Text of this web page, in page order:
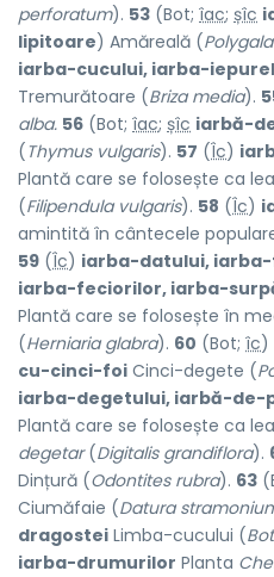
perforatum). 53 (Bot; îac; șîc
lipitoare) Amăreală (
iarba-cucului, iarba-
Tremurătoare (Briza media).
alba. 56 (Bot; îac; șîc iarbă-
( Thymus vulgaris). 57 (Îc)
Plantă care se folosește ca
(Filipendula vulgaris). 58 (Îc)
amintită în cântecele
59 (Îc) iarba-datului,
iarba-feciorilor, iarba-
Plantă care se folosește în
(Herniaria glabra). 60 (Bot; îc)
cu-cinci-foi Cinci-degete (
iarba-degetului, iarbă-
Plantă care se folosește ca
degetar(Digitalis grandiflora).
Dințură (Odontites rubra). 63
Ciumăfaie (Datura
dragostei Limba-cucului (
iarba-drumurilor Planta